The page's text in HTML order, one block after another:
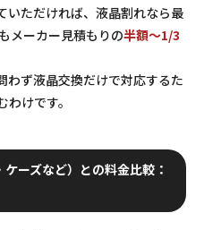
いただければ、液晶割れなら最
メーカー見積もりの半額～1/3
わず液晶交換だけで対応するた
けです。
ーズなど）との料金比較：